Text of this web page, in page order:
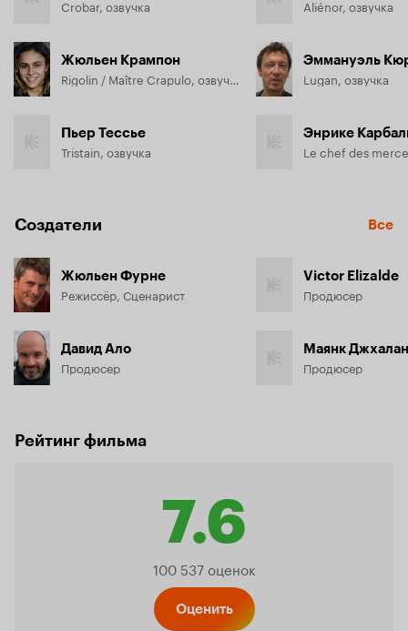
Crobar, озвучка
Жюльен Крампон
Пьер Тессье
Tristain, озвучка
Aliénor, озвучка
Эммануэль
Lugan, озвучка
Энрике
Создатели Все
Жюльен Фурне
Режиссёр, Сценарист
Давид Ало
Продюсер
Victor Elizalde
Продюсер
Маянк
Продюсер
Рейтинг фильма
7.6
Рейтинг
100 537 оценок
Оценить